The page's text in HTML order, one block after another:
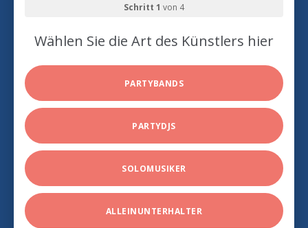
Schritt 1 von 4
Wählen Sie die Art des Künstlers hier
PARTYBANDS
PARTYDJS
SOLOMUSIKER
ALLEINUNTERHALTER